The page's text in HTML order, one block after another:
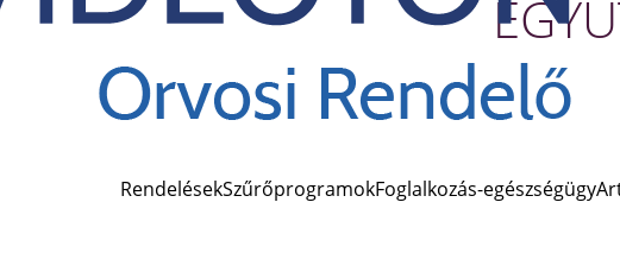
RendelésekSzűrőprogramokFoglalkozás-egészségügy
A weboldalt
hiteles